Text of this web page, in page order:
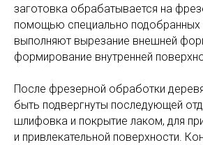
заготовка обрабатывается на
помощью специально подобранных
выполняют вырезание внешней
формирование внутренней
После фрезерной обработки
быть подвергнуты последующей
шлифовка и покрытие лаком, для
и привлекательной поверхности.